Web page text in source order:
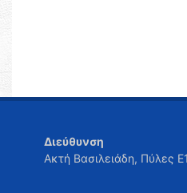
Διεύθυνση
Ακτή Βασιλειάδη, Πύλες